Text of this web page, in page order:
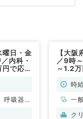
曜日・金
内科・
で応相
呼吸器内
・代謝内
【大
／9時
～1.2
／非常
時
一
科
ク